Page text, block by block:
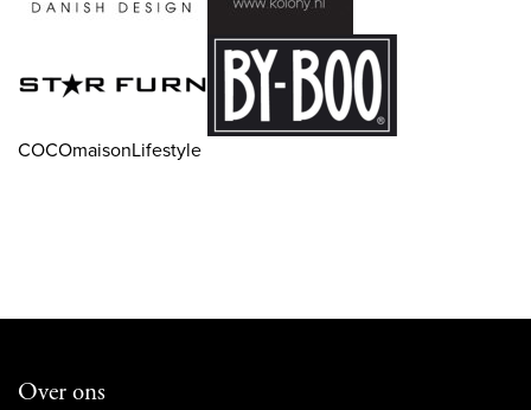
COCOmaisonLifestyle
Over ons